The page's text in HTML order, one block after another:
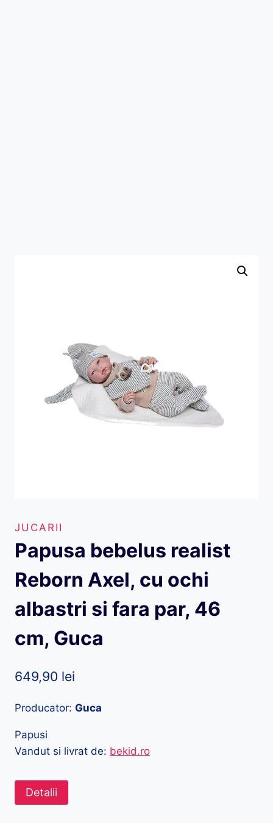
JUCARII
Papusa bebelus realist
Reborn Axel, cu ochi
albastri si fara par, 46
cm, Guca
649,90 lei
Producator: Guca
Papusi
Vandut si livrat de: bekid.ro
Detalii